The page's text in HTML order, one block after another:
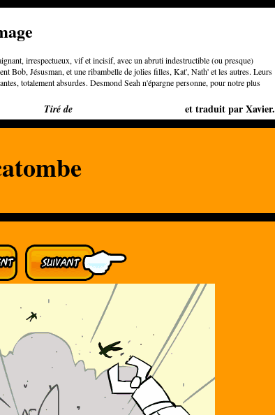
irrespectueux, vif et incisif, avec un abruti indestructible (ou presque)
Bob, Jésusman, et une ribambelle de jolies filles, Kat', Nath' et les autres. Leurs
totalement absurdes. Desmond Seah n'épargne personne, pour notre plus
Tiré de et traduit par Xavier.